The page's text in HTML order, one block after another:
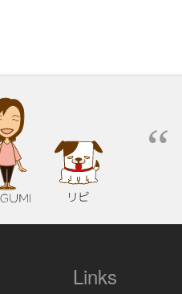
Links